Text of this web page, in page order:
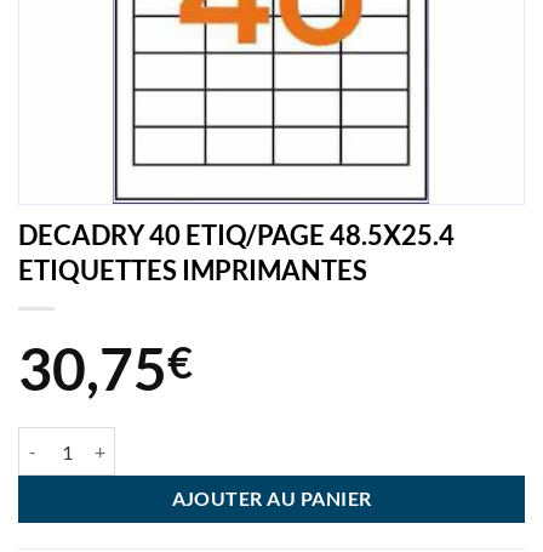
DECADRY 40 ETIQ/PAGE 48.5X25.4
ETIQUETTES IMPRIMANTES
30,75€
AJOUTER AU PANIER